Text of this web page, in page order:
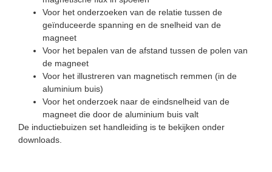
Voor het onderzoeken van de relatie tussen de
geïnduceerde spanning en de snelheid van de
magneet
Voor het bepalen van de afstand tussen de polen van
de magneet
Voor het illustreren van magnetisch remmen (in de
aluminium buis)
Voor het onderzoek naar de eindsnelheid van de
magneet die door de aluminium buis valt
De inductiebuizen set handleiding is te bekijken onder
downloads.